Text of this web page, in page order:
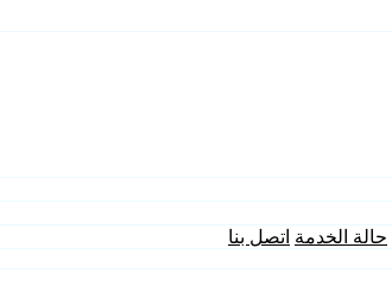
حالة الخدمة اتصل بنا